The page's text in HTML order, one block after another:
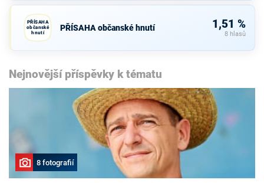
PŘÍSAHA
občanské
hnutí
PŘÍSAHA občanské hnutí 1,51 %
8 hlasů
Nejnovější příspěvky k tématu
8 fotografií